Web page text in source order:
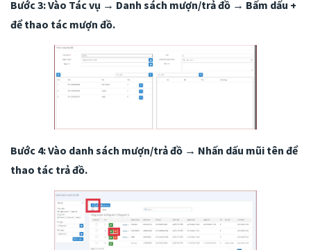
Bước 3: Vào Tác vụ → Danh sách mượn/trả đồ → Bấm dấu +
để thao tác mượn đồ.
Bước 4: Vào danh sách mượn/trả đồ → Nhấn dấu mũi tên để
thao tác trả đồ.